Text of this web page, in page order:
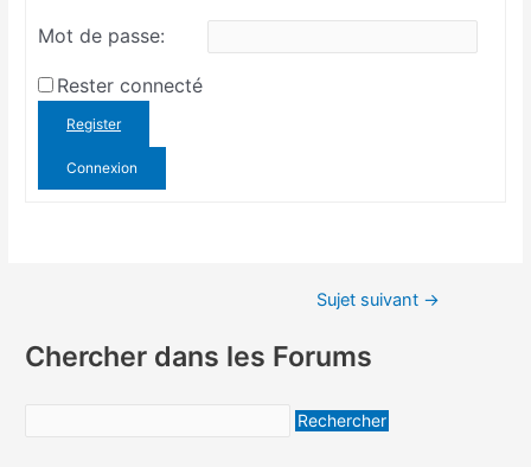
Mot de passe:
Rester connecté
Register
Connexion
Sujet suivant →
Chercher dans les Forums